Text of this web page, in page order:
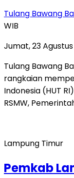
Tulang Bawang
WIB
Jumat, 23
Tulang Bawang
rangkaian
Indonesia (HUT
RSMW,
Lampung Timur
Pemkab